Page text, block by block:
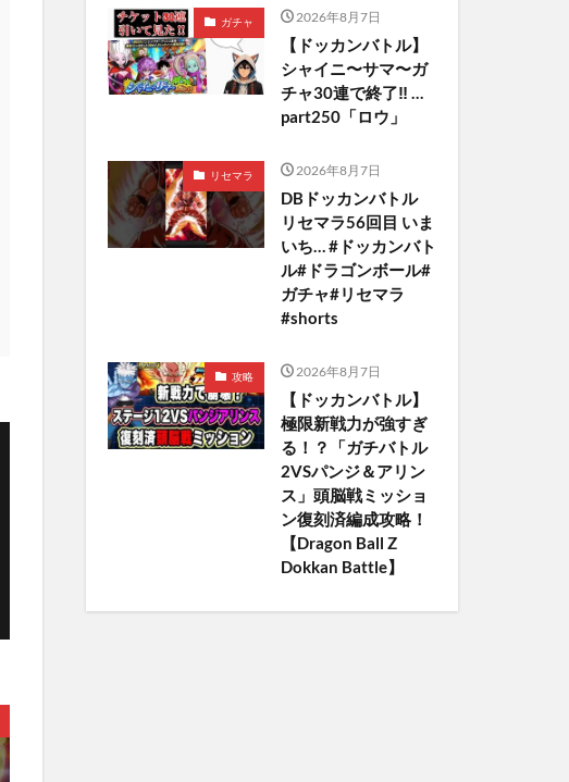
ガチャ 2026年8月7日
【ドッカンバトル】
シャイニ〜サマ〜ガ
チャ30連で終了‼︎ …
part250「ロウ」
リセマラ 2026年8月7日
DBドッカンバトル
リセマラ56回目 いま
いち… #ドッカンバト
ル#ドラゴンボール#
ガチャ#リセマラ
#shorts
攻略 2026年8月7日
【ドッカンバトル】
極限新戦力が強すぎ
る！？「ガチバトル
2VSパンジ＆アリン
ス」頭脳戦ミッショ
ン復刻済編成攻略！
【Dragon Ball Z
Dokkan Battle】